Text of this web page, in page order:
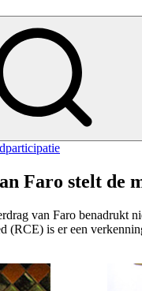
Faro stelt de
van Faro benadrukt
(RCE) is er een